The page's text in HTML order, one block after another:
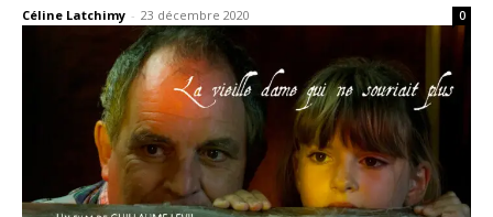
Céline Latchimy - 23 décembre 2020 0